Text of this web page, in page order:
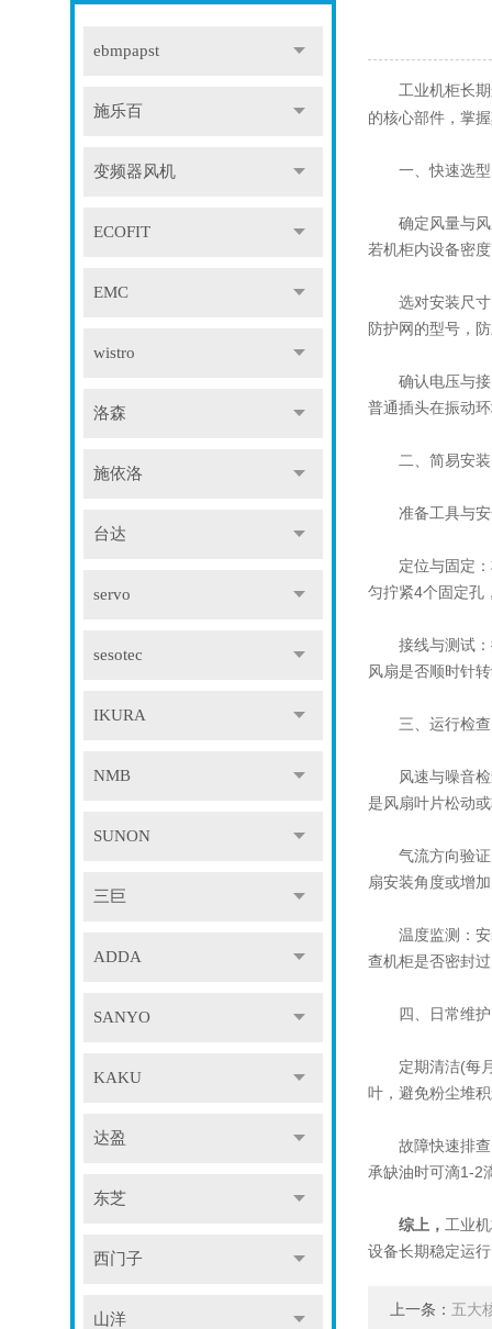
ebmpapst
施乐百
变频器风机
ECOFIT
EMC
wistro
洛森
施依洛
台达
servo
sesotec
IKURA
NMB
SUNON
三巨
ADDA
SANYO
KAKU
达盈
东芝
西门子
山洋
工业机柜长期
的核心部件，掌
一、快速选型
确定风量与风
若机柜内设备密
选对安装尺寸
防护网的型号，
确认电压与接口
普通插头在振动
二、简易安装
准备工具与安全
定位与固定：将
匀拧紧4个固定孔
接线与测试：按
风扇是否顺时针
三、运行检查
风速与噪音检
是风扇叶片松动
气流方向验证：
扇安装角度或增
温度监测：安
查机柜是否密封
四、日常维护
定期清洁(每月1
叶，避免粉尘堆
故障快速排查：
承缺油时可滴1-2
综上， 工业
设备长期稳定运
上一条： 五大